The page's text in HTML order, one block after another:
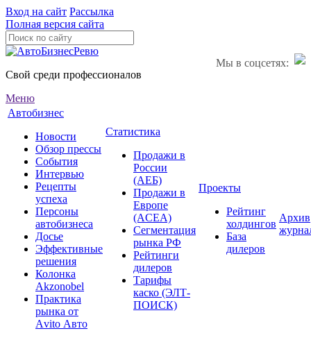
Вход на сайт Рассылка
Полная версия сайта
Мы в соцсетях:
Свой среди профессионалов
Меню
Автобизнес
Новости
Обзор прессы
События
Интервью
Рецепты
успеха
Персоны
автобизнеса
Досье
Эффективные
решения
Колонка
Akzonobel
Практика
рынка от
Аvito Авто
Статистика
Продажи в
России
(АЕБ)
Продажи в
Европе
(ACEA)
Сегментация
рынка РФ
Рейтинги
дилеров
Тарифы
каско (ЭЛТ-
ПОИСК)
Проекты
Рейтинг
холдингов
База
дилеров
Архив